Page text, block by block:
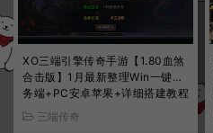
XO三端引擎传奇手游【1.80血煞
合击版】1月最新整理Win一键服
务端+PC安卓苹果+详细搭建教程
+视频教程
三端传奇